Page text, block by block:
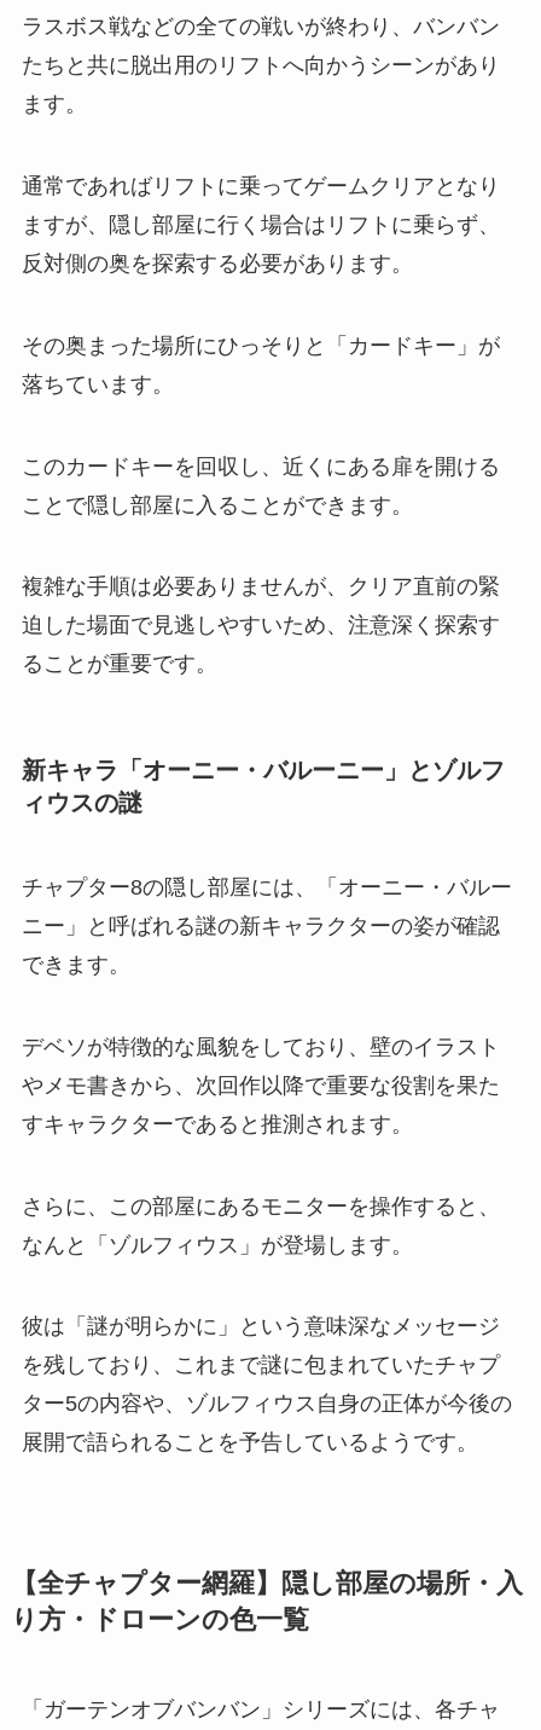
ラスボス戦などの全ての戦いが終わり、バンバン
たちと共に脱出用のリフトへ向かうシーンがあり
ます。
通常であればリフトに乗ってゲームクリアとなり
ますが、隠し部屋に行く場合はリフトに乗らず、
反対側の奥を探索する必要があります。
その奥まった場所にひっそりと「カードキー」が
落ちています。
このカードキーを回収し、近くにある扉を開ける
ことで隠し部屋に入ることができます。
複雑な手順は必要ありませんが、クリア直前の緊
迫した場面で見逃しやすいため、注意深く探索す
ることが重要です。
新キャラ「オーニー・バルーニー」とゾルフ
ィウスの謎
チャプター8の隠し部屋には、「オーニー・バルー
ニー」と呼ばれる謎の新キャラクターの姿が確認
できます。
デベソが特徴的な風貌をしており、壁のイラスト
やメモ書きから、次回作以降で重要な役割を果た
すキャラクターであると推測されます。
さらに、この部屋にあるモニターを操作すると、
なんと「ゾルフィウス」が登場します。
彼は「謎が明らかに」という意味深なメッセージ
を残しており、これまで謎に包まれていたチャプ
ター5の内容や、ゾルフィウス自身の正体が今後の
展開で語られることを予告しているようです。
【全チャプター網羅】隠し部屋の場所・入
り方・ドローンの色一覧
「ガーテンオブバンバン」シリーズには、各チャ